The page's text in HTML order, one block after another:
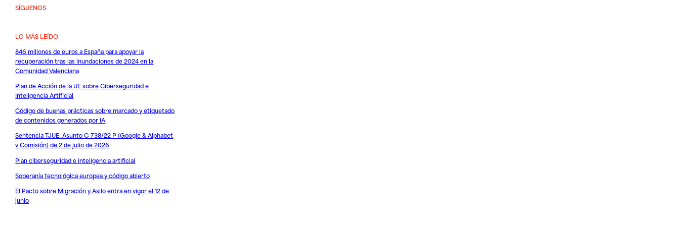
SÍGUENOS
LO MÁS LEÍDO
846 millones de euros a España para apoyar la
recuperación tras las inundaciones de 2024 en la
Comunidad Valenciana
Plan de Acción de la UE sobre Ciberseguridad e
Inteligencia Artificial
Código de buenas prácticas sobre marcado y etiquetado
de contenidos generados por IA
Sentencia TJUE. Asunto C-738/22 P (Google & Alphabet
v Comisión) de 2 de julio de 2026
Plan ciberseguridad e inteligencia artificial
Soberanía tecnológica europea y código abierto
El Pacto sobre Migración y Asilo entra en vigor el 12 de
junio